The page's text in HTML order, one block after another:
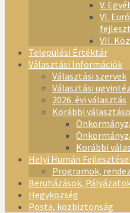
V.
VI.
VII.
Települési Értéktár
Választási Információk
Választási szervek
Választási
2026. évi választás
Korábbi
Korábbi
Helyi Humán
Programok,
Beruházások,
Hegyközség
Posta, közbiztonság